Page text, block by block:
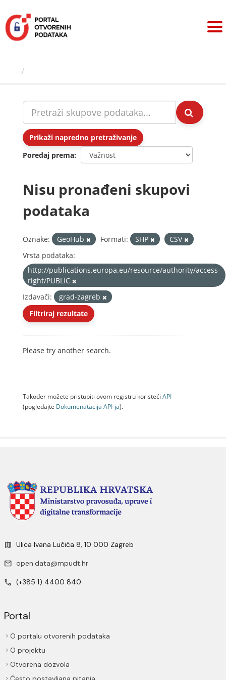
sadržaj
Prikaži napredno pretraživanje
Poredaj prema
Nisu pronađeni skupovi
podataka
Oznake: GeoHub Formati: SHP
CSV
Vrsta podataka:
http://publications.europa.eu/resource/authority/access-
right/PUBLIC
Izdavači:
grad-zagreb
Filtriraj rezultate
Please try another search.
Također možete pristupiti ovom registru koristeći API
(pogledajte Dokumenаtаcijа API-jа).